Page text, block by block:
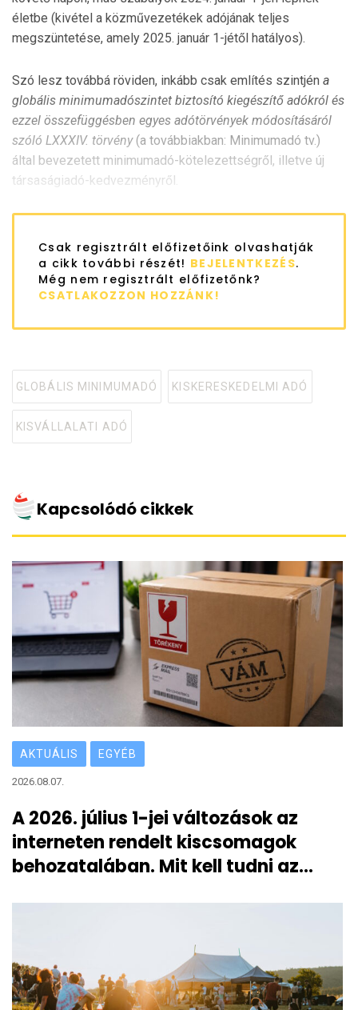
életbe (kivétel a közművezetékek adójának teljes
megszüntetése, amely 2025. január 1-jétől hatályos).
Szó lesz továbbá röviden, inkább csak említés szintjén a
globális minimumadószintet biztosító kiegészítő adókról és
ezzel összefüggésben egyes adótörvények módosításáról
szóló LXXXIV. törvény(a továbbiakban: Minimumadó tv.)
által bevezetett minimumadó-kötelezettségről, illetve új
társaságiadó-kedvezményről.
Csak regisztrált előfizetőink olvashatják
a cikk további részét! BEJELENTKEZÉS.
Még nem regisztrált előfizetőnk?
CSATLAKOZZON HOZZÁNK!
Tagged
with
GLOBÁLIS MINIMUMADÓ KISKERESKEDELMI ADÓ
KISVÁLLALATI ADÓ
Kapcsolódó cikkek
AKTUÁLIS EGYÉB
2026.08.07.
A 2026. július 1-jei változások az
interneten rendelt kiscsomagok
behozatalában. Mit kell tudni az